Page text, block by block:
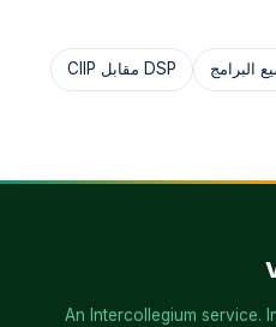
البرامج DSP مقابل CIIP
An Intercollegium service.